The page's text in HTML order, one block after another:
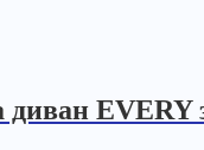
диван EVERY